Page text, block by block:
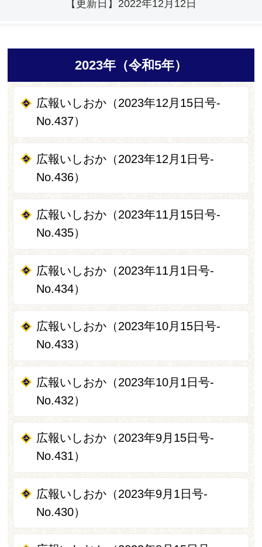
【更新日】 2022年12月12日
2023年（令和5年）
広報いしおか（2023年12月15日号-
No.437）
広報いしおか（2023年12月1日号-
No.436）
広報いしおか（2023年11月15日号-
No.435）
広報いしおか（2023年11月1日号-
No.434）
広報いしおか（2023年10月15日号-
No.433）
広報いしおか（2023年10月1日号-
No.432）
広報いしおか（2023年9月15日号-
No.431）
広報いしおか（2023年9月1日号-
No.430）